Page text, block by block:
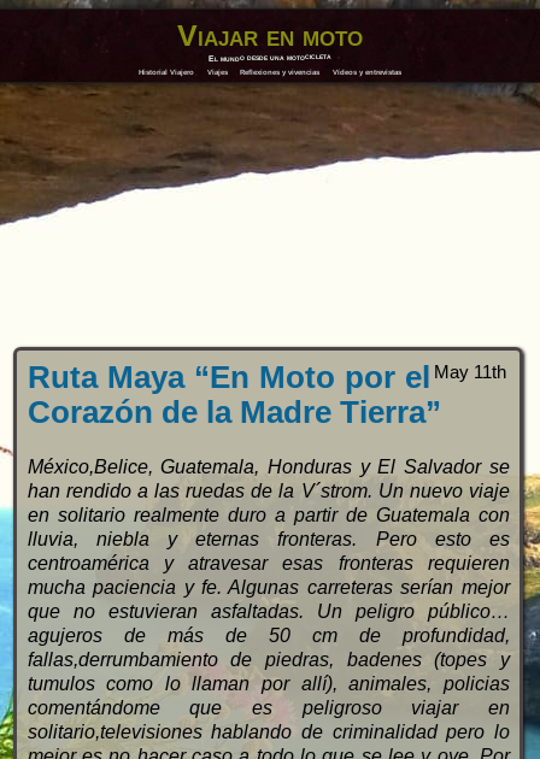
Viajar en moto
El mundo desde una motocicleta
Historial Viajero Viajes Reflexiones y vivencias Vídeos y entrevistas
May 11th
Ruta Maya “En Moto por el
Corazón de la Madre Tierra”
México,Belice, Guatemala, Honduras y El Salvador se
han rendido a las ruedas de la V´strom. Un nuevo viaje
en solitario realmente duro a partir de Guatemala con
lluvia, niebla y eternas fronteras. Pero esto es
centroamérica y atravesar esas fronteras requieren
mucha paciencia y fe. Algunas carreteras serían mejor
que no estuvieran asfaltadas. Un peligro público…
agujeros de más de 50 cm de profundidad,
fallas,derrumbamiento de piedras, badenes (topes y
tumulos como lo llaman por allí), animales, policias
comentándome que es peligroso viajar en
solitario,televisiones hablando de criminalidad pero lo